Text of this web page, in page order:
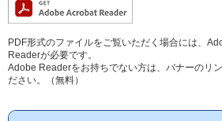
PDF形式のファイルをご覧いただく場合には、
Readerが必要です。
Adobe Readerをお持ちでない方は、バナーのリ
ださい。（無料）